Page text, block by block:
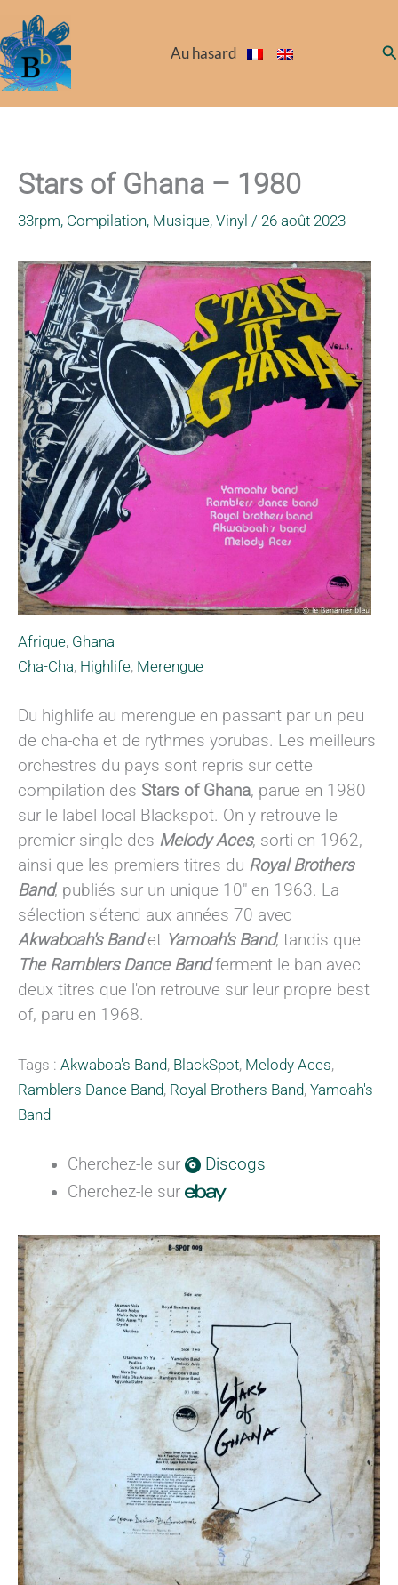
au
contenu
Au hasard
Stars of Ghana – 1980
33rpm, Compilation, Musique, Vinyl / 26 août 2023
Afrique, Ghana
Cha-Cha, Highlife, Merengue
Du highlife au merengue en passant par un peu
de cha-cha et de rythmes yorubas. Les meilleurs
orchestres du pays sont repris sur cette
compilation des Stars of Ghana, parue en 1980
sur le label local Blackspot. On y retrouve le
premier single des Melody Aces, sorti en 1962,
ainsi que les premiers titres du Royal Brothers
Band, publiés sur un unique 10" en 1963. La
sélection s'étend aux années 70 avec
Akwaboah's Bandet Yamoah's Band, tandis que
The Ramblers Dance Bandferment le ban avec
deux titres que l'on retrouve sur leur propre best
of, paru en 1968.
Tags : Akwaboa's Band, BlackSpot, Melody Aces,
Ramblers Dance Band, Royal Brothers Band, Yamoah's
Band
Cherchez-le sur
Discogs
Cherchez-le sur